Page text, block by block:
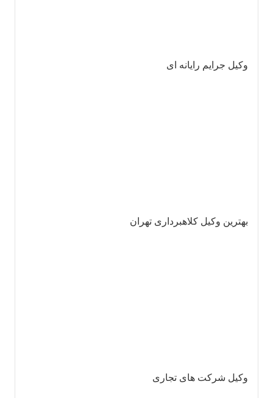
وکیل جرایم رایانه ای
بهترین وکیل کلاهبرداری تهران
وکیل شرکت های تجاری